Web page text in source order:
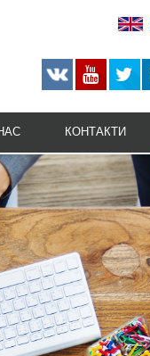
МОЖЛИВОСТІ
ПОСЛУГИ
ВІДОМОСТІ
КОНТАКТИ